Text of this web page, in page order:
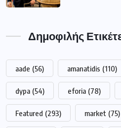
Δημοφιλής
aade (56) amanatidis (110)
dypa (54) eforia (78)
Featured (293) market (75)